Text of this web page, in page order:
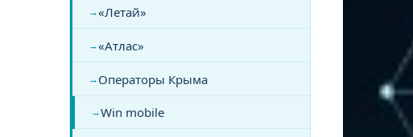
«Летай»
«Атлас»
Операторы Крыма
Win mobile